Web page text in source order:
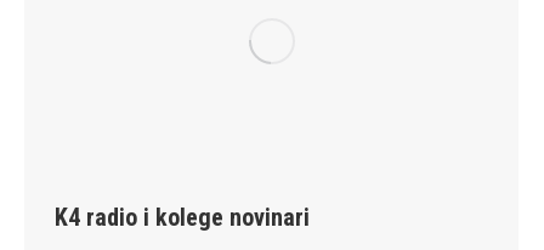
K4 radio i kolege novinari